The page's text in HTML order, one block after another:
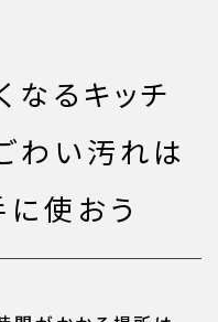
なるキッチ
わい汚れは
に使おう